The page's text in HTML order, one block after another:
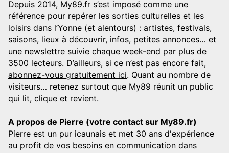
Depuis 2014, My89.fr s’est imposé comme une
référence pour repérer les sorties culturelles et les
loisirs dans l’Yonne (et alentours) : artistes, festivals,
saisons, lieux à découvrir, infos, petites annonces… et
une newslettre suivie chaque week-end par plus de
3500 lecteurs. D’ailleurs, si ce n’est pas encore fait,
abonnez-vous gratuitement ici. Quant au nombre de
visiteurs… retenez surtout que My89 réunit un public
qui lit, clique et revient.
A propos de Pierre (votre contact sur My89.fr)
Pierre est un pur icaunais et met 30 ans d'expérience
au profit de vos besoins en communication dans